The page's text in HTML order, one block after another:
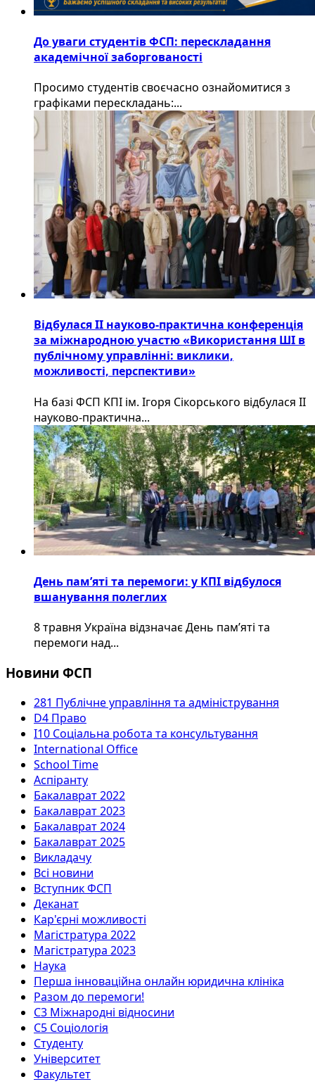
До уваги студентів ФСП: перескладання
академічної заборгованості
Просимо студентів своєчасно ознайомитися з
графіками перескладань:...
Відбулася ІІ науково-практична конференція
за міжнародною участю «Використання ШІ в
публічному управлінні: виклики,
можливості, перспективи»
На базі ФСП КПІ ім. Ігоря Сікорського відбулася ІІ
науково-практична...
День пам’яті та перемоги: у КПІ відбулося
вшанування полеглих
8 травня Україна відзначає День пам’яті та
перемоги над...
Новини ФСП
281 Публічне управління та адміністрування
D4 Право
I10 Соціальна робота та консультування
International Office
School Time
Аспіранту
Бакалаврат 2022
Бакалаврат 2023
Бакалаврат 2024
Бакалаврат 2025
Викладачу
Всі новини
Вступник ФСП
Деканат
Кар'єрні можливості
Магістратура 2022
Магістратура 2023
Наука
Перша інноваційна онлайн юридична клініка
Разом до перемоги!
С3 Міжнародні відносини
С5 Соціологія
Студенту
Університет
Факультет